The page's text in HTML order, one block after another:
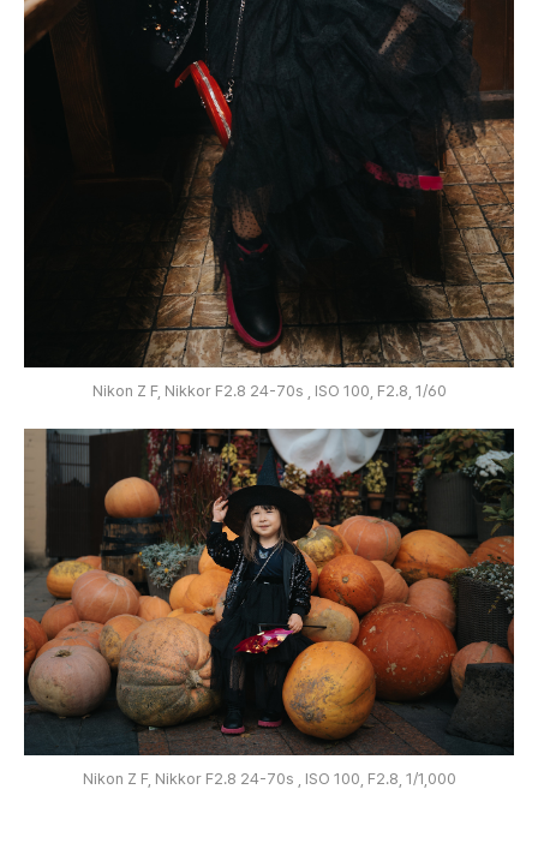
Nikon Z F, Nikkor F2.8 24-70s , ISO 100, F2.8, 1/60
Nikon Z F, Nikkor F2.8 24-70s , ISO 100, F2.8, 1/1,000